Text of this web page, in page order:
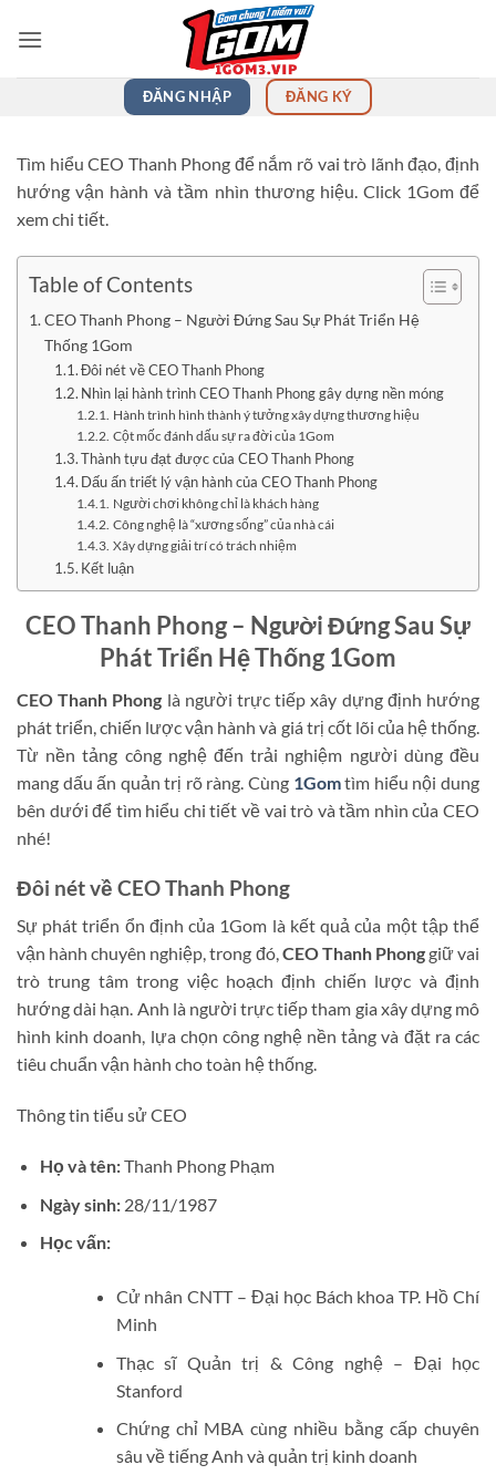
qua
ĐĂNG NHẬP ĐĂNG KÝ
Tìm hiểu CEO Thanh Phong để nắm rõ vai trò lãnh đạo, định
hướng vận hành và tầm nhìn thương hiệu. Click 1Gom để
xem chi tiết.
Table of Contents
CEO Thanh Phong – Người Đứng Sau Sự Phát Triển Hệ
Thống 1Gom
Đôi nét về CEO Thanh Phong
Nhìn lại hành trình CEO Thanh Phong gây dựng nền móng
Hành trình hình thành ý tưởng xây dựng thương hiệu
Cột mốc đánh dấu sự ra đời của 1Gom
Thành tựu đạt được của CEO Thanh Phong
Dấu ấn triết lý vận hành của CEO Thanh Phong
Người chơi không chỉ là khách hàng
Công nghệ là “xương sống” của nhà cái
Xây dựng giải trí có trách nhiệm
Kết luận
CEO Thanh Phong – Người Đứng Sau Sự
Phát Triển Hệ Thống 1Gom
CEO Thanh Phong là người trực tiếp xây dựng định hướng
phát triển, chiến lược vận hành và giá trị cốt lõi của hệ thống.
Từ nền tảng công nghệ đến trải nghiệm người dùng đều
mang dấu ấn quản trị rõ ràng. Cùng 1Gomtìm hiểu nội dung
bên dưới để tìm hiểu chi tiết về vai trò và tầm nhìn của CEO
nhé!
Đôi nét về CEO Thanh Phong
Sự phát triển ổn định của 1Gom là kết quả của một tập thể
vận hành chuyên nghiệp, trong đó,CEO Thanh Phonggiữ vai
trò trung tâm trong việc hoạch định chiến lược và định
hướng dài hạn. Anh là người trực tiếp tham gia xây dựng mô
hình kinh doanh, lựa chọn công nghệ nền tảng và đặt ra các
tiêu chuẩn vận hành cho toàn hệ thống.
Thông tin tiểu sử CEO
Họ và tên:Thanh Phong Phạm
Ngày sinh:28/11/1987
Học vấn:
Cử nhân CNTT – Đại học Bách khoa TP. Hồ Chí
Minh
Thạc sĩ Quản trị & Công nghệ – Đại học
Stanford
Chứng chỉ MBA cùng nhiều bằng cấp chuyên
sâu về tiếng Anh và quản trị kinh doanh